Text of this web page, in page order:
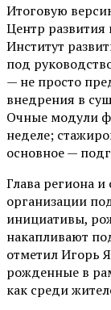
Итоговую
Центр
Институт
под
— не просто
внедрения в
Очные модули
неделе;
основное —
Глава региона
организации
инициативы,
накапливают
отметил Игорь
рожденные в
как среди